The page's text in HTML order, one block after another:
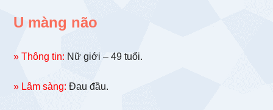
U màng não
» Thông tin: Nữ giới – 49 tuổi.
» Lâm sàng: Đau đầu.